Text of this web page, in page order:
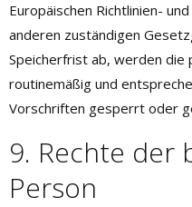
Europäischen Richtlinien-
anderen zuständigen
Speicherfrist ab, werden die
routinemäßig und
Vorschriften gesperrt oder
9. Rechte der
Person